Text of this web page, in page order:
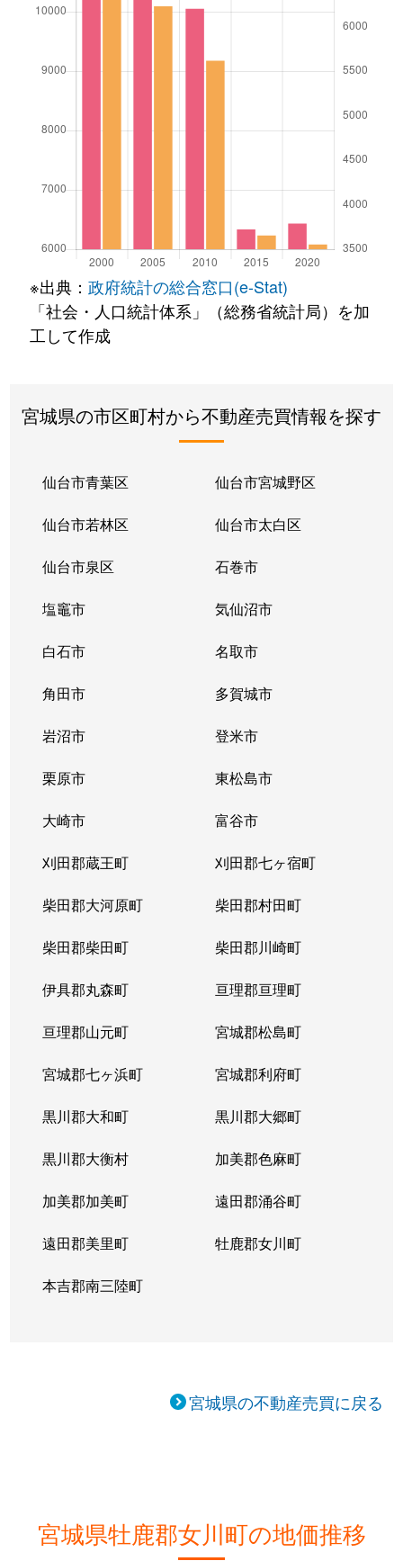
※出典： 政府統計の総合窓口(e-Stat)
「社会・人口統計体系」（総務省統計局）を加
工して作成
宮城県の市区町村から不動産売買情報を探す
仙台市青葉区 仙台市宮城野区
仙台市若林区 仙台市太白区
仙台市泉区 石巻市
塩竈市 気仙沼市
白石市 名取市
角田市 多賀城市
岩沼市 登米市
栗原市 東松島市
大崎市 富谷市
刈田郡蔵王町 刈田郡七ヶ宿町
柴田郡大河原町 柴田郡村田町
柴田郡柴田町 柴田郡川崎町
伊具郡丸森町 亘理郡亘理町
亘理郡山元町 宮城郡松島町
宮城郡七ヶ浜町 宮城郡利府町
黒川郡大和町 黒川郡大郷町
黒川郡大衡村 加美郡色麻町
加美郡加美町 遠田郡涌谷町
遠田郡美里町 牡鹿郡女川町
本吉郡南三陸町
宮城県の不動産売買に戻る
宮城県牡鹿郡女川町の地価推移